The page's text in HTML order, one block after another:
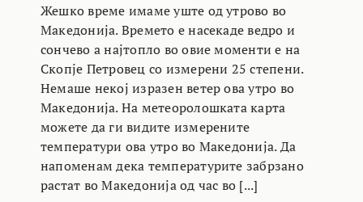
Жешко време имаме уште од утрово во
Македонија. Времето е насекаде ведро и
сончево а најтопло во овие моменти е на
Скопје Петровец со измерени 25 степени.
Немаше некој изразен ветер ова утро во
Македонија. На метеоролошката карта
можете да ги видите измерените
температури ова утро во Македонија. Да
напоменам дека температурите забрзано
растат во Македонија од час во [...]